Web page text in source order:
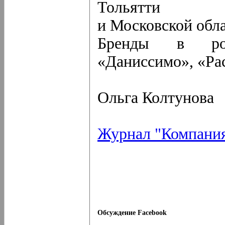
Тольятти
и Московской
Бренды в
«Даниссимо»,
Ольга Колтунова
Журнал
Обсуждение Facebook